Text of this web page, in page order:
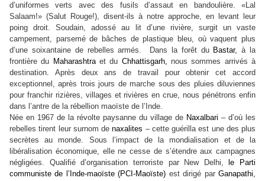
d’uniformes verts avec des fusils d’assaut en bandoulière. «Lal
Salaam!» (Salut Rouge!), disent-ils à notre approche, en levant leur
poing droit. Soudain, adossé au lit d’une rivière, surgit un vaste
campement, parsemé de bâches de plastique bleu, où vaquent plus
d’une soixantaine de rebelles armés. Dans la forêt du Bastar, à la
frontière du Maharashtra et du Chhattisgarh, nous sommes arrivés à
destination. Après deux ans de travail pour obtenir cet accord
exceptionnel, après trois jours de marche sous des pluies diluviennes
pour franchir rizières, villages et rivières en crue, nous pénétrons enfin
dans l’antre de la rébellion maoïste de l’Inde.
Née en 1967 de la révolte paysanne du village de Naxalbari – d’où les
rebelles tirent leur surnom de naxalites – cette guérilla est une des plus
secrètes au monde. Sous l’impact de la mondialisation et de la
libéralisation économique, elle ne cesse de s’étendre aux campagnes
négligées. Qualifié d’organisation terroriste par New Delhi,
le Parti
communiste de l’Inde-maoïste (PCI-Maoïste) est dirigé par Ganapathi,